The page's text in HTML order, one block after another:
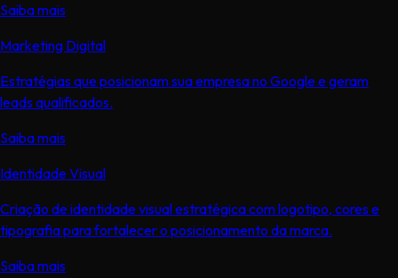
Saiba mais
Marketing Digital
Estratégias que posicionam sua empresa no Google e geram
leads qualificados.
Saiba mais
Identidade Visual
Criação de identidade visual estratégica com logotipo, cores e
tipografia para fortalecer o posicionamento da marca.
Saiba mais